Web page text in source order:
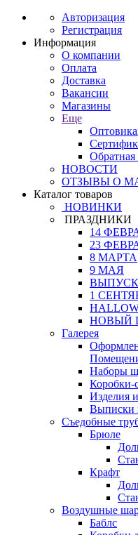
Авторизация
Регистрация
Информация
О компании
Оплата
Доставка
Вакансии
Магазины
Еще
Обратная
НОВОСТИ
ОТЗЫВЫ О
Каталог товаров
НОВИНКИ
ПРАЗДНИКИ
14
23
8 МАРТА
9 МАЯ
1
НОВЫЙ
Галерея
Наборы
Коробки-
Изделия
Выписки
Съедобные
Брюле
Крафт
Воздушные
Баблс